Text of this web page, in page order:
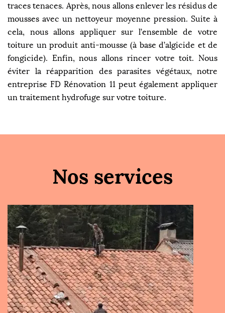
traces tenaces. Après, nous allons enlever les résidus de
mousses avec un nettoyeur moyenne pression. Suite à
cela, nous allons appliquer sur l’ensemble de votre
toiture un produit anti-mousse (à base d’algicide et de
fongicide). Enfin, nous allons rincer votre toit. Nous
éviter la réapparition des parasites végétaux, notre
entreprise FD Rénovation 11 peut également appliquer
un traitement hydrofuge sur votre toiture.
Nos services